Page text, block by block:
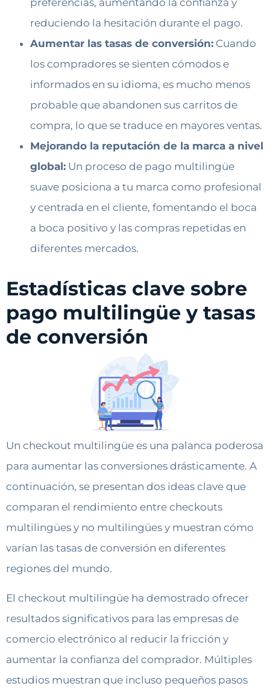
preferencias, aumentando la confianza y
reduciendo la hesitación durante el pago.
Aumentar las tasas de conversión: Cuando
los compradores se sienten cómodos e
informados en su idioma, es mucho menos
probable que abandonen sus carritos de
compra, lo que se traduce en mayores ventas.
Mejorando la reputación de la marca a nivel
global: Un proceso de pago multilingüe
suave posiciona a tu marca como profesional
y centrada en el cliente, fomentando el boca
a boca positivo y las compras repetidas en
diferentes mercados.
Estadísticas clave sobre
pago multilingüe y tasas
de conversión
Un checkout multilingüe es una palanca poderosa
para aumentar las conversiones drásticamente. A
continuación, se presentan dos ideas clave que
comparan el rendimiento entre checkouts
multilingües y no multilingües y muestran cómo
varían las tasas de conversión en diferentes
regiones del mundo.
El checkout multilingüe ha demostrado ofrecer
resultados significativos para las empresas de
comercio electrónico al reducir la fricción y
aumentar la confianza del comprador. Múltiples
estudios muestran que incluso pequeños pasos